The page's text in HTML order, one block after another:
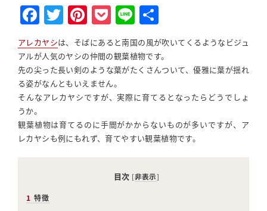
F
a
c
e
b
o
o
k
T
w
itt
e
r
Pi
nt
e
r
e
st
P
o
c
k
et
Li
n
e
h
a
r
e
アレカヤシは、そばにあると南国の風が吹いてくるようなビジュ
アルが人気のヤシの仲間の観葉植物です。
先の尖った長い剣のような葉がたくさんついて、優雅に葉が揺れ
る姿がなんともいえません。
そんなアレカヤシですが、実際に育てるとなったらどうでしょ
うか。
観葉植物は育てるのに手間がかからないものが多いですが、ア
レカヤシも例にもれず、育てやすい観葉植物です。
目次 [非表示]
1 特徴